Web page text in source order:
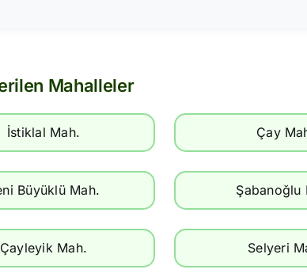
Mahalleler
İstiklal Mah. Çay
Büyüklü Mah. Şabanoğlu
Çayleyik Mah. Selyeri